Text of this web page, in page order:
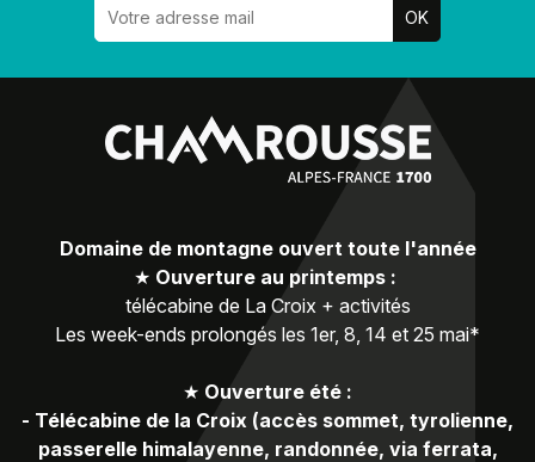
Domaine de montagne ouvert toute l'année
★ Ouverture au printemps :
télécabine de La Croix + activités
Les week-ends prolongés les 1er, 8, 14 et 25 mai*
★ Ouverture été :
- Télécabine de la Croix (accès sommet, tyrolienne,
passerelle himalayenne, randonnée, via ferrata,